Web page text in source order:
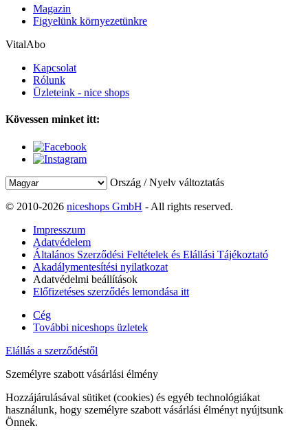
Magazin
Figyelünk környezetünkre
VitalAbo
Kapcsolat
Rólunk
Üzleteink - nice shops
Kövessen minket itt:
Ország / Nyelv változtatás
© 2010-2026 niceshops GmbH - All rights reserved.
Impresszum
Adatvédelem
Általános Szerződési Feltételek és Elállási Tájékoztató
Akadálymentesítési nyilatkozat
Adatvédelmi beállítások
Előfizetéses szerződés lemondása itt
Cég
További niceshops üzletek
Elállás a szerződéstől
Személyre szabott vásárlási élmény
Hozzájárulásával sütiket (cookies) és egyéb technológiákat
használunk, hogy személyre szabott vásárlási élményt nyújtsunk
Önnek.